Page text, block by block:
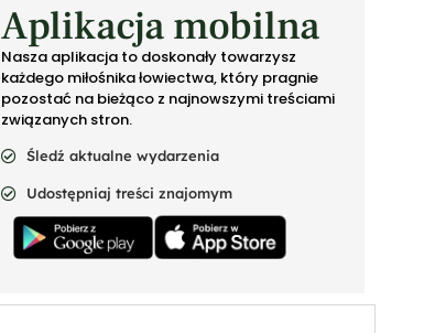
Aplikacja mobilna
Nasza aplikacja to doskonały towarzysz
każdego miłośnika łowiectwa, który pragnie
pozostać na bieżąco z najnowszymi treściami
związanych stron.
Śledź aktualne wydarzenia
Udostępniaj treści znajomym